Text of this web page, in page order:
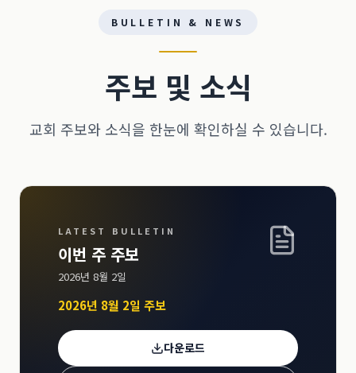
BULLETIN & NEWS
주보 및 소식
교회 주보와 소식을 한눈에 확인하실 수 있습니다.
LATEST BULLETIN
이번 주 주보
2026년 8월 2일
2026년 8월 2일 주보
다운로드